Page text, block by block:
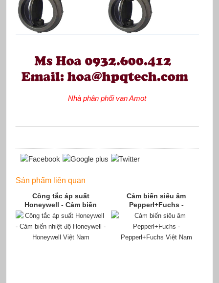
Nhà phân phối van Amot
Sản phẩm liên quan
Công tắc áp suất
Honeywell - Cảm biến
nhiệt độ Honeywell -
Honeywell Việt Nam
Cảm biến siêu âm
Pepperl+Fuchs -
Pepperl+Fuchs Việt Nam